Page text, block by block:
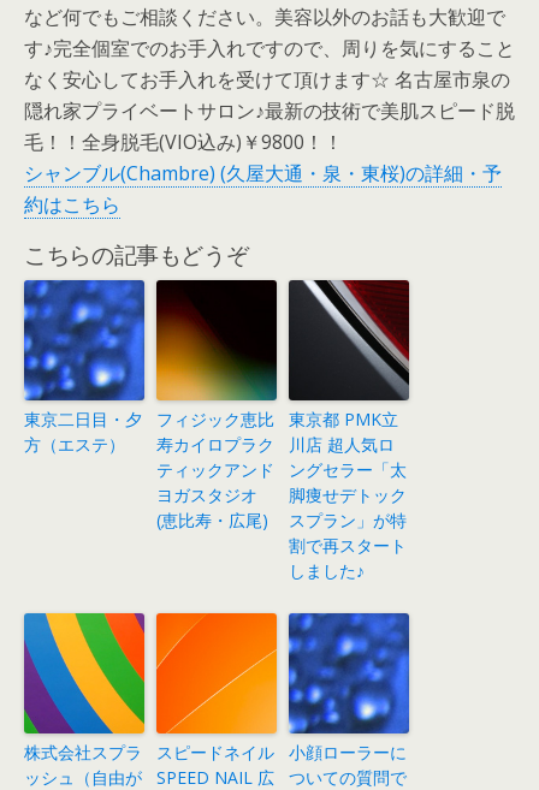
など何でもご相談ください。美容以外のお話も大歓迎で
す♪完全個室でのお手入れですので、周りを気にすること
なく安心してお手入れを受けて頂けます☆ 名古屋市泉の
隠れ家プライベートサロン♪最新の技術で美肌スピード脱
毛！！全身脱毛(VIO込み)￥9800！！
シャンブル(Chambre) (久屋大通・泉・東桜)の詳細・予
約はこちら
こちらの記事もどうぞ
東京二日目・夕
方（エステ）
フィジック恵比
寿カイロプラク
ティックアンド
ヨガスタジオ
(恵比寿・広尾)
東京都 PMK立
川店 超人気ロ
ングセラー「太
脚痩せデトック
スプラン」が特
割で再スタート
しました♪
株式会社スプラ
ッシュ（自由が
スピードネイル
SPEED NAIL 広
小顔ローラーに
ついての質問で